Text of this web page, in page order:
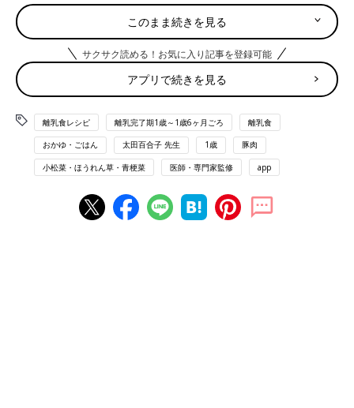
調理前にお読みください＜離乳食のお約束＞
離乳食の「下ごしらえ」の方法はここから確認してください
豚肉とチンゲンサイのチャーハン レシピ
のチャーハン 」のレシピをご紹介。
このまま続きを見る
サクサク読める！お気に入り記事を登録可能
アプリで続きを見る
離乳食レシピ 離乳完了期1歳～1歳6ヶ月ごろ 離乳食
おかゆ・ごはん 太田百合子 先生 1歳 豚肉
小松菜・ほうれん草・青梗菜 医師・専門家監修 app